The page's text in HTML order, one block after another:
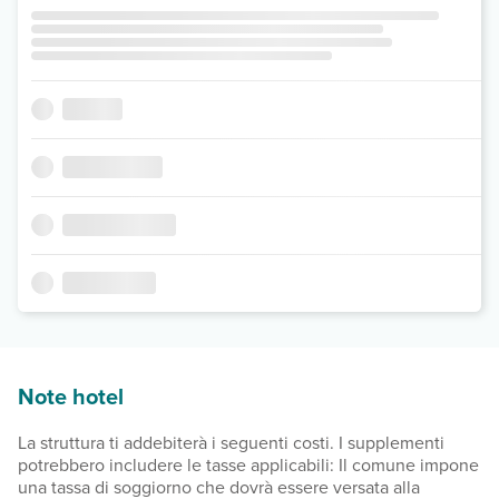
Note hotel
La struttura ti addebiterà i seguenti costi. I supplementi
potrebbero includere le tasse applicabili: Il comune impone
una tassa di soggiorno che dovrà essere versata alla